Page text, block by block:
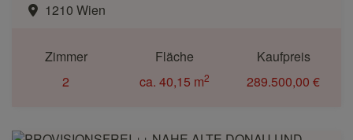
1210 Wien
Zimmer
2
Fläche
ca. 40,15 m2
Kaufpreis
289.500,00 €